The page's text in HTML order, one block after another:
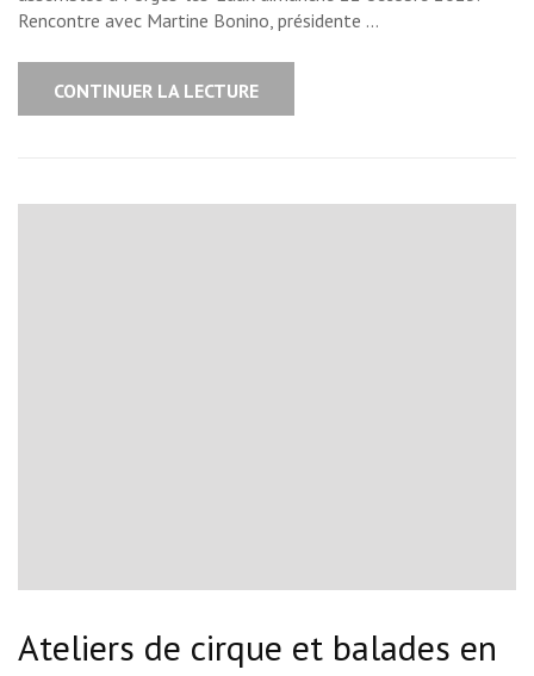
Rencontre avec Martine Bonino, présidente …
CONTINUER LA LECTURE
Ateliers de cirque et balades en